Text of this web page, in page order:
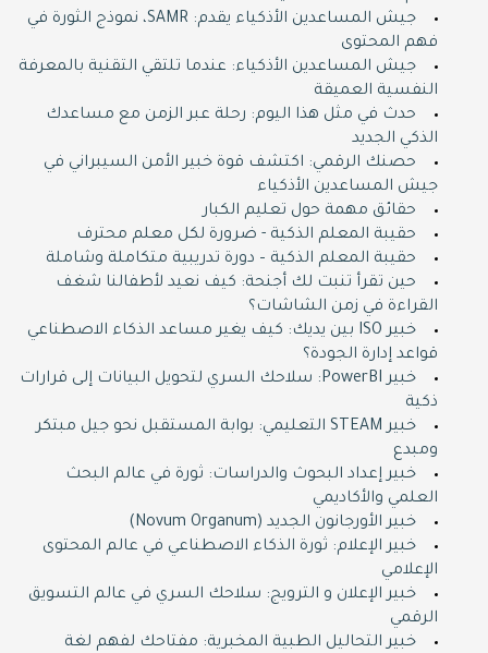
جيش المساعدين الأذكياء يقدم: SAMR، نموذج الثورة في
فهم المحتوى
جيش المساعدين الأذكياء: عندما تلتقي التقنية بالمعرفة
النفسية العميقة
حدث في مثل هذا اليوم: رحلة عبر الزمن مع مساعدك
الذكي الجديد
حصنك الرقمي: اكتشف قوة خبير الأمن السيبراني في
جيش المساعدين الأذكياء
حقائق مهمة حول تعليم الكبار
حقيبة المعلم الذكية - ضرورة لكل معلم محترف
حقيبة المعلم الذكية – دورة تدريبية متكاملة وشاملة
حين تقرأ تنبت لك أجنحة: كيف نعيد لأطفالنا شغف
القراءة في زمن الشاشات؟
خبير ISO بين يديك: كيف يغير مساعد الذكاء الاصطناعي
قواعد إدارة الجودة؟
خبير PowerBI: سلاحك السري لتحويل البيانات إلى قرارات
ذكية
خبير STEAM التعليمي: بوابة المستقبل نحو جيل مبتكر
ومبدع
خبير إعداد البحوث والدراسات: ثورة في عالم البحث
العلمي والأكاديمي
خبير الأورجانون الجديد (Novum Organum)
خبير الإعلام: ثورة الذكاء الاصطناعي في عالم المحتوى
الإعلامي
خبير الإعلان و الترويج: سلاحك السري في عالم التسويق
الرقمي
خبير التحاليل الطبية المخبرية: مفتاحك لفهم لغة